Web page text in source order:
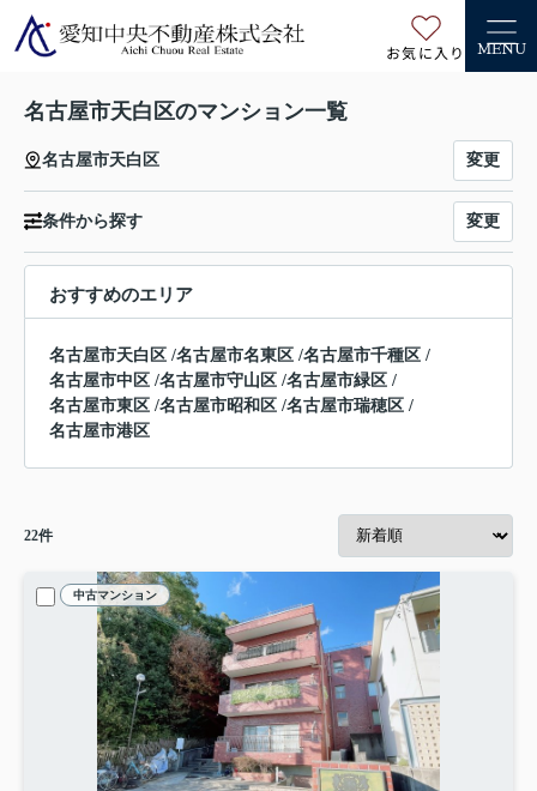
お気に入り MENU
名古屋市天白区のマンション一覧
名古屋市天白区 変更
条件から探す 変更
おすすめのエリア
名古屋市天白区 /名古屋市名東区 /名古屋市千種区 /
名古屋市中区 /名古屋市守山区 /名古屋市緑区 /
名古屋市東区 /名古屋市昭和区 /名古屋市瑞穂区 /
名古屋市港区
22件
中古マンション